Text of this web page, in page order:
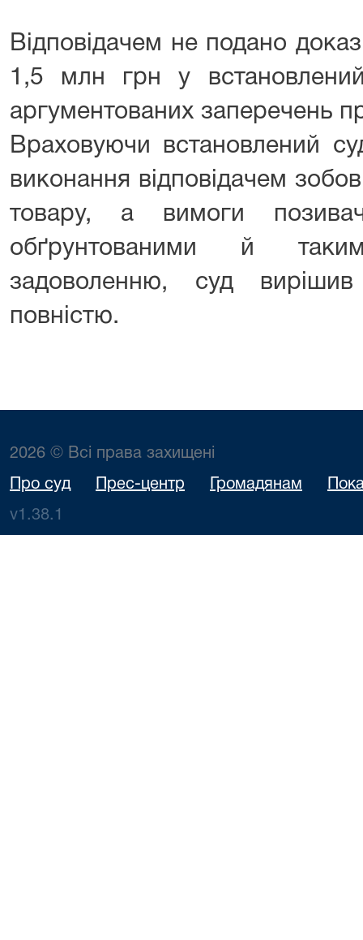
Відповідачем не подано
1,5 млн грн у
аргументованих заперечень
Враховуючи встановлений
виконання відповідачем
товару, а вимоги
обґрунтованими й
задоволенню, суд
повністю.
2026 © Всі права захищені
Про суд Прес-центр Громадянам
v1.38.1